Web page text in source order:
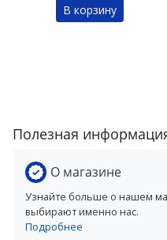
В корзину
Полезная
О магазине
Узнайте больше о нашем
выбирают именно нас.
Подробнее